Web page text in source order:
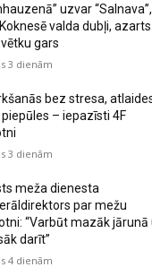
uzvar “Salnava”,
valda dubļi, azarts
gars
3 dienām
bez stresa,
piepūles – iepazīsti 4F
3 dienām
meža dienesta
par mežu
“Varbūt mazāk jārunā
darīt”
4 dienām